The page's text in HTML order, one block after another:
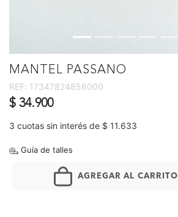
MANTEL PASSANO
REF: 17347824858000
$ 34.900
3 cuotas sin interés de $ 11.633
Guía de talles
AGREGAR AL CARRITO